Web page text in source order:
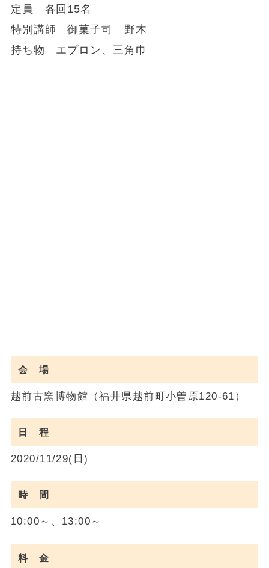
定員 各回15名
特別講師 御菓子司 野木
持ち物 エプロン、三角巾
会 場
越前古窯博物館（福井県越前町小曽原120-61）
日 程
2020/11/29(日)
時 間
10:00～、13:00～
料 金